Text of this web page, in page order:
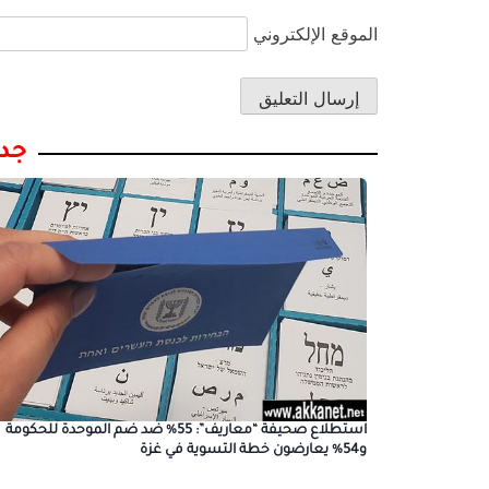
الموقع الإلكتروني
استطلاع صحيفة “معاريف”: 55% ضد ضم الموحدة للحكومة
و54% يعارضون خطة التسوية في غزة